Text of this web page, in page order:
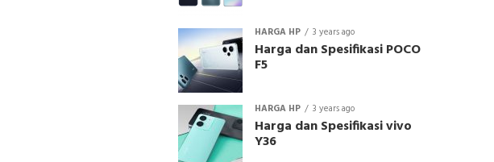
HARGA HP 3 years ago
Harga dan Spesifikasi POCO
F5
HARGA HP 3 years ago
Harga dan Spesifikasi vivo
Y36